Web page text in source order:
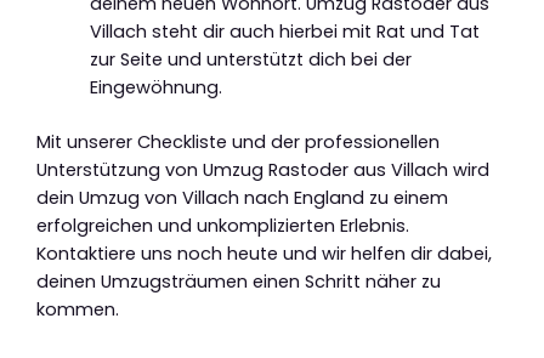
Villach steht dir auch hierbei mit Rat und Tat
zur Seite und unterstützt dich bei der
Eingewöhnung.
Mit unserer Checkliste und der professionellen
Unterstützung von Umzug Rastoder aus Villach wird
dein Umzug von Villach nach England zu einem
erfolgreichen und unkomplizierten Erlebnis.
Kontaktiere uns noch heute und wir helfen dir dabei,
deinen Umzugsträumen einen Schritt näher zu
kommen.